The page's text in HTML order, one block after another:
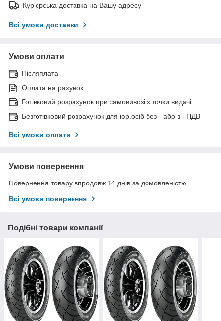
Кур'єрська доставка на Вашу адресу
Всі умови доставки
Умови оплати
Післяплата
Оплата на рахунок
Готівковий розрахунок при самовивозі з точки видачі
Безготівковий розрахунок для юр.осіб без - або з - ПДВ
Всі умови оплати
Умови повернення
Повернення товару впродовж 14 днів за домовленістю
Всі умови повернення
Подібні товари компанії